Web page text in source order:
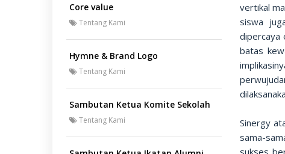
Core value
Tentang Kami
Hymne & Brand Logo
Tentang Kami
Sambutan Ketua Komite Sekolah
Tentang Kami
vertikal
siswa
dipercaya
batas
Sinergy
sama-